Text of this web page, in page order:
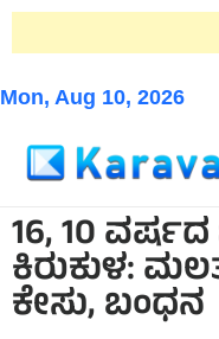
Mon, Aug 10, 2026
16, 10
ಕಿರುಕುಳ:
ಕೇಸು, ಬಂಧನ